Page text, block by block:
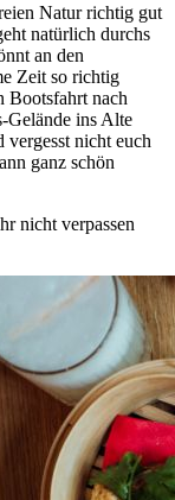
Natur richtig gut
natürlich durchs
an den
Zeit so richtig
Bootsfahrt nach
Gelände ins Alte
vergesst nicht euch
ganz schön
nicht verpassen